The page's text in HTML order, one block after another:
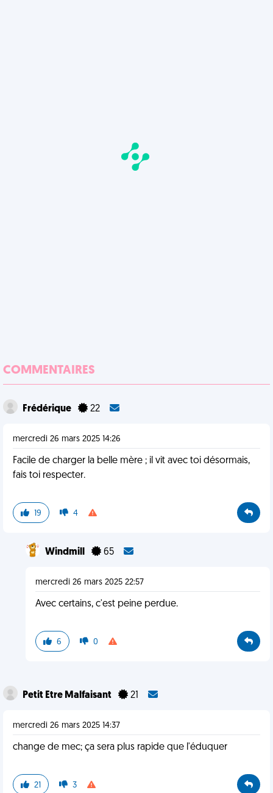
COMMENTAIRES
Frédérique 22
mercredi 26 mars 2025 14:26
Facile de charger la belle mère ; il vit avec toi désormais,
fais toi respecter.
19 4
Windmill 65
mercredi 26 mars 2025 22:57
Avec certains, c'est peine perdue.
6 0
Petit Etre Malfaisant 21
mercredi 26 mars 2025 14:37
change de mec; ça sera plus rapide que l'éduquer
21 3